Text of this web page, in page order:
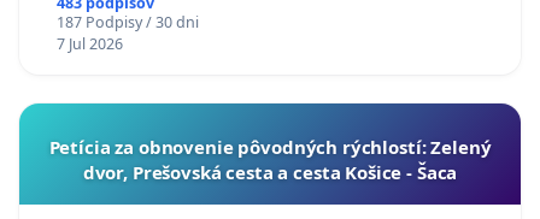
187 Podpisy / 30 dni
7 Jul 2026
​Petícia za obnovenie pôvodných rýchlostí: Zelený
dvor, Prešovská cesta a cesta Košice - Šaca